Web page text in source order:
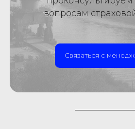
вопросам
Связаться с